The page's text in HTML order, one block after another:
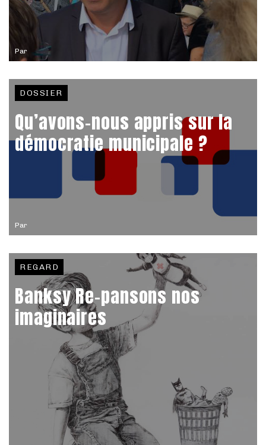
Par
Par
DOSSIER
Qu’avons-nous appris sur la
démocratie municipale ?
REGARD
Banksy Re-pansons nos
imaginaires